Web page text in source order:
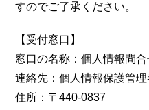
すのでご了承ください。
【受付窓口】
窓口の名称：個人情報問合
連絡先：個人情報保護管
住所：〒440-0837